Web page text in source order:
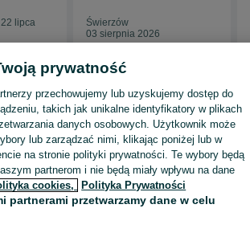
lipca
Świerzów
03 sierpnia 2026
i Remont Ściany i elewacje
Deski elewacyjne
Deski elewacyjne - Świerzów
Wyświetlenia:
prywatność
przechowujemy lub uzyskujemy dostęp do
takich jak unikalne identyfikatory w plikach
danych osobowych. Użytkownik może
lub zarządzać nimi, klikając poniżej lub w
na stronie polityki prywatności. Te wybory będą
partnerom i nie będą miały wpływu na dane
cookies, Polityka Prywatności
partnerami przetwarzamy dane w celu